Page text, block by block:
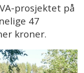
prosjektet på
47
kroner.